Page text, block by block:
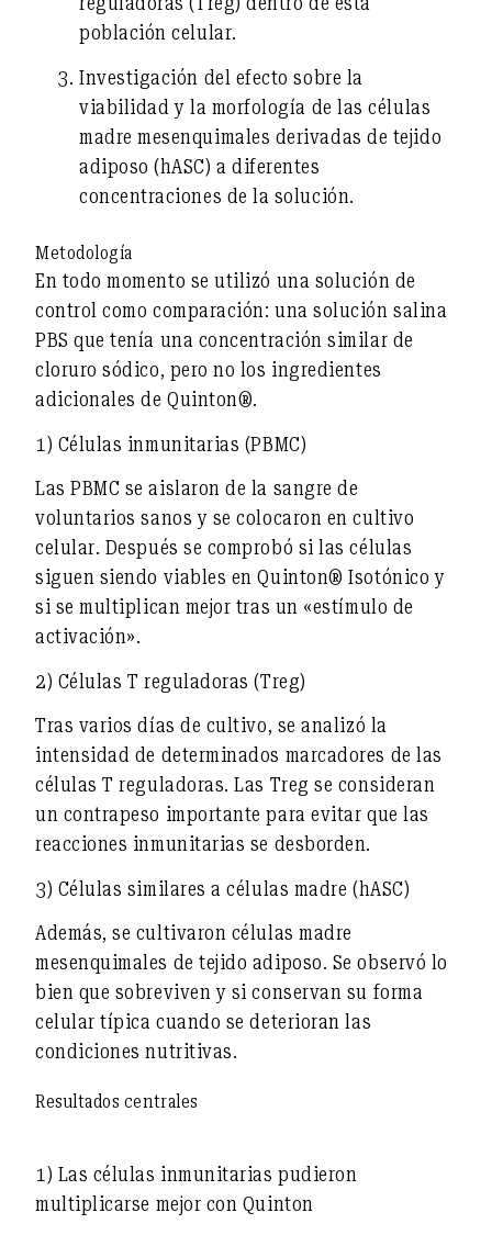
población celular.
Investigación del efecto sobre la
viabilidad y la morfología de las células
madre mesenquimales derivadas de tejido
adiposo (hASC) a diferentes
concentraciones de la solución.
Metodología
En todo momento se utilizó una solución de
control como comparación: unasolución salina
PBS que tenía una concentración similar de
cloruro sódico, pero no los ingredientes
adicionales de Quinton®.
1) Células inmunitarias (PBMC)
Las PBMC se aislaron de la sangre de
voluntarios sanos y se colocaron en cultivo
celular. Después se comprobó si las células
siguen siendo viables en Quinton® Isotónico y
si se multiplican mejor tras un «estímulo de
activación».
2) Células T reguladoras (Treg)
Tras varios días de cultivo, se analizó la
intensidad de determinados marcadores de las
células T reguladoras. Las Treg se consideran
un contrapeso importante para evitar que las
reacciones inmunitarias se desborden.
3) Células similares a células madre (hASC)
Además, se cultivaron células madre
mesenquimales de tejido adiposo. Se observó lo
bien que sobreviven y si conservan su forma
celular típica cuando se deterioran las
condiciones nutritivas.
Resultados centrales
1) Las células inmunitarias pudieron
multiplicarse mejor con Quinton